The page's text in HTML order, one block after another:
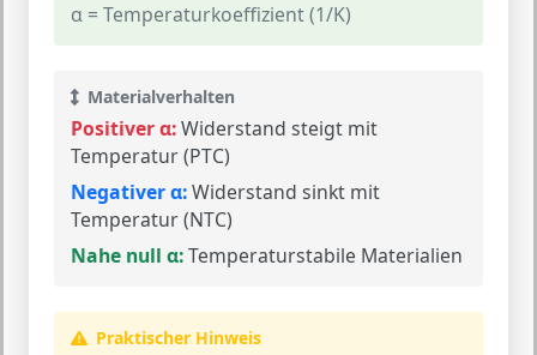
α = Temperaturkoeffizient (1/K)
Materialverhalten
Positiver α:Widerstand steigt mit
Temperatur (PTC)
Negativer α:Widerstand sinkt mit
Temperatur (NTC)
Nahe null α:Temperaturstabile Materialien
Praktischer Hinweis